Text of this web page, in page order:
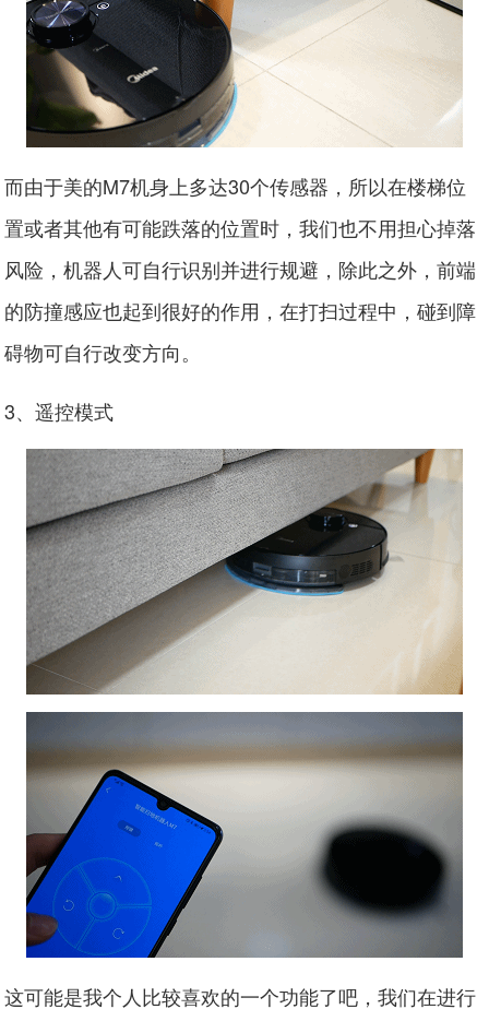
而由于美的M7机身上多达30个传感器，所以在楼梯位
置或者其他有可能跌落的位置时，我们也不用担心掉落
风险，机器人可自行识别并进行规避，除此之外，前端
的防撞感应也起到很好的作用，在打扫过程中，碰到障
碍物可自行改变方向。
3、遥控模式
这可能是我个人比较喜欢的一个功能了吧，我们在进行